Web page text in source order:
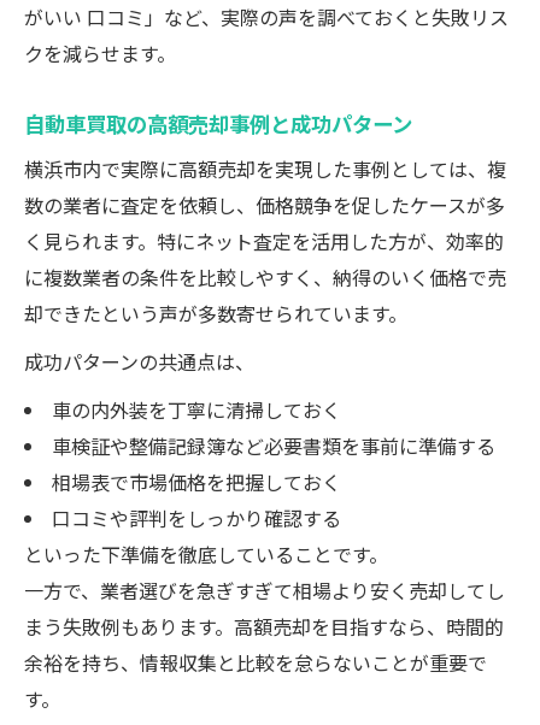
がいい 口コミ」など、実際の声を調べておくと失敗リス
クを減らせます。
自動車買取の高額売却事例と成功パターン
横浜市内で実際に高額売却を実現した事例としては、複
数の業者に査定を依頼し、価格競争を促したケースが多
く見られます。特にネット査定を活用した方が、効率的
に複数業者の条件を比較しやすく、納得のいく価格で売
却できたという声が多数寄せられています。
成功パターンの共通点は、
車の内外装を丁寧に清掃しておく
車検証や整備記録簿など必要書類を事前に準備する
相場表で市場価格を把握しておく
口コミや評判をしっかり確認する
といった下準備を徹底していることです。
一方で、業者選びを急ぎすぎて相場より安く売却してし
まう失敗例もあります。高額売却を目指すなら、時間的
余裕を持ち、情報収集と比較を怠らないことが重要で
す。